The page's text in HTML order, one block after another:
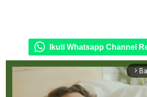
Ikuti Whatsapp Channel
arrow_forward_ios